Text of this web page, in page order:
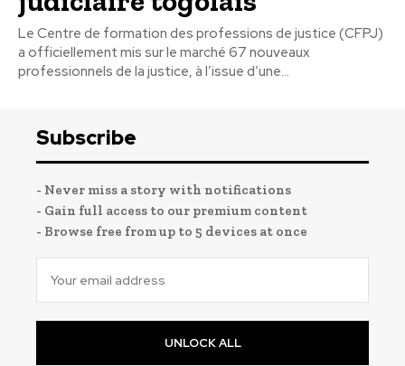
Le Centre de formation des professions de justice (CFPJ)
a officiellement mis sur le marché 67 nouveaux
professionnels de la justice, à l’issue d’une...
Subscribe
- Never miss a story with notifications
- Gain full access to our premium content
- Browse free from up to 5 devices at once
UNLOCK ALL